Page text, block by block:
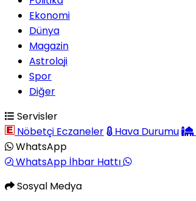
Ekonomi
Dünya
Magazin
Astroloji
Spor
Diğer
Servisler
Nöbetçi Eczaneler
Hava Durumu
WhatsApp
WhatsApp İhbar Hattı
Sosyal Medya